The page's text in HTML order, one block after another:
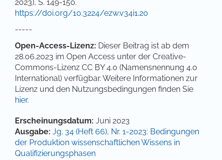
2023), S. 149-150.
https://doi.org/10.3224/ezw.v34i1.20
-----
Open-Access-Lizenz: Dieser Beitrag ist ab dem
28.06.2023 im Open Access unter der Creative-
Commons-Lizenz CC BY 4.0 (Namensnennung 4.0
International) verfügbar. Weitere Informationen zur
Lizenz und den Nutzungsbedingungen finden Sie
hier.
Artikel-Details
Erscheinungsdatum: Juni 2023
Ausgabe: Jg. 34 (Heft 66), Nr. 1-2023: Bedingungen
der Produktion wissenschaftlichen Wissens in
Qualifizierungsphasen